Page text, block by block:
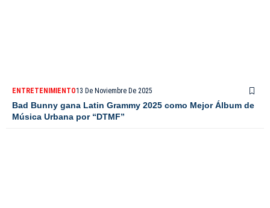
ENTRETENIMIENTO13 De Noviembre De 2025
Bad Bunny gana Latin Grammy 2025 como Mejor Álbum de
Música Urbana por “DTMF”